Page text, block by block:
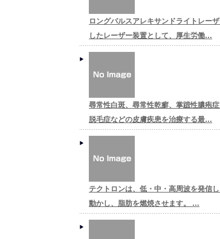
ロングパルスアレキサンドライトレー
したレーザー装置として、厚生労働…
尋常性白斑、尋常性乾癬、掌蹠性膿疱
脱毛症などの皮膚疾患を治療する最…
テクトロンは、低・中・高周波を発信
動かし、脂肪を燃焼させます。 …